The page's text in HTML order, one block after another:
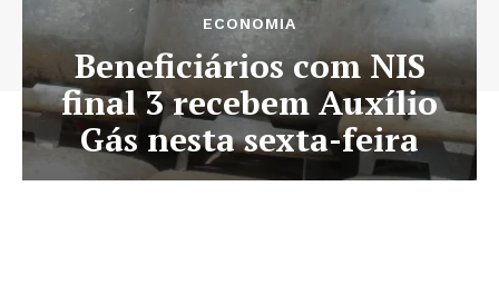
ECONOMIA
Beneficiários com NIS
final 3 recebem Auxílio
Gás nesta sexta-feira